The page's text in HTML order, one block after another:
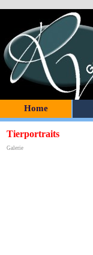
Home
Tierportraits
Galerie